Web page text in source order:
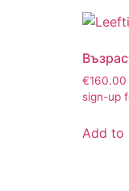
€160.00
sign-up
Add to